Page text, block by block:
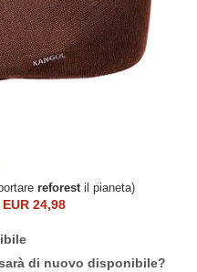
reforestil pianeta)
EUR 24,98
di nuovo disponibile?